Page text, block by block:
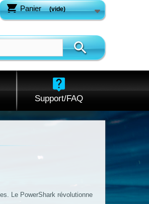
Panier (vide)
Support/FAQ
Le PowerShark révolutionne